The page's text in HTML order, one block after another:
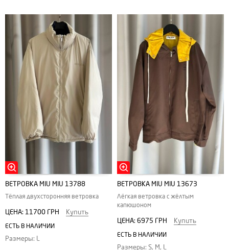
ВЕТРОВКА MIU MIU 13788
Тёплая двухсторонняя ветровка
ЦЕНА: 11700 ГРН Купить
ЕСТЬ В НАЛИЧИИ
Размеры: L
ВЕТРОВКА MIU MIU 13673
Лёгкая ветровка с жёлтым
капюшоном
ЦЕНА: 6975 ГРН Купить
ЕСТЬ В НАЛИЧИИ
Размеры: S, M, L